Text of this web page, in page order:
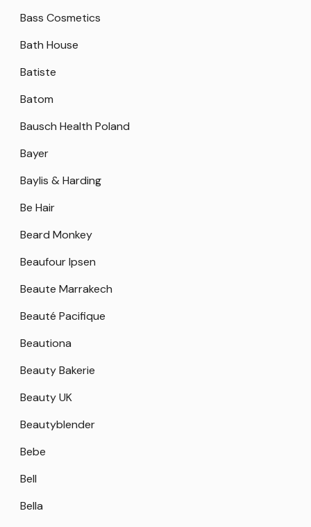
Bass Cosmetics
Bath House
Batiste
Batom
Bausch Health Poland
Bayer
Baylis & Harding
Be Hair
Beard Monkey
Beaufour Ipsen
Beaute Marrakech
Beauté Pacifique
Beautiona
Beauty Bakerie
Beauty UK
Beautyblender
Bebe
Bell
Bella